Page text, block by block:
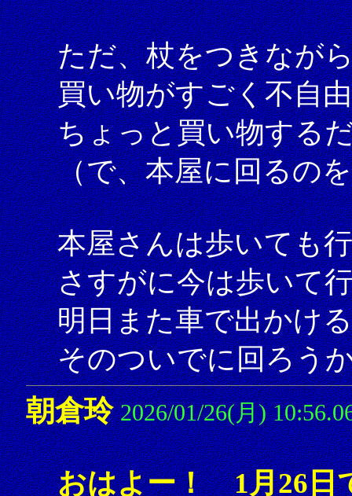
ただ、杖をつきなが
買い物がすごく不自
ちょっと買い物する
（で、本屋に回るの
本屋さんは歩いても
さすがに今は歩いて
明日また車で出かけ
そのついでに回ろう
朝倉玲 2026/01/26(月)
おはよー！ 1月26日